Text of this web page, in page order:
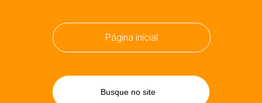
Página inicial